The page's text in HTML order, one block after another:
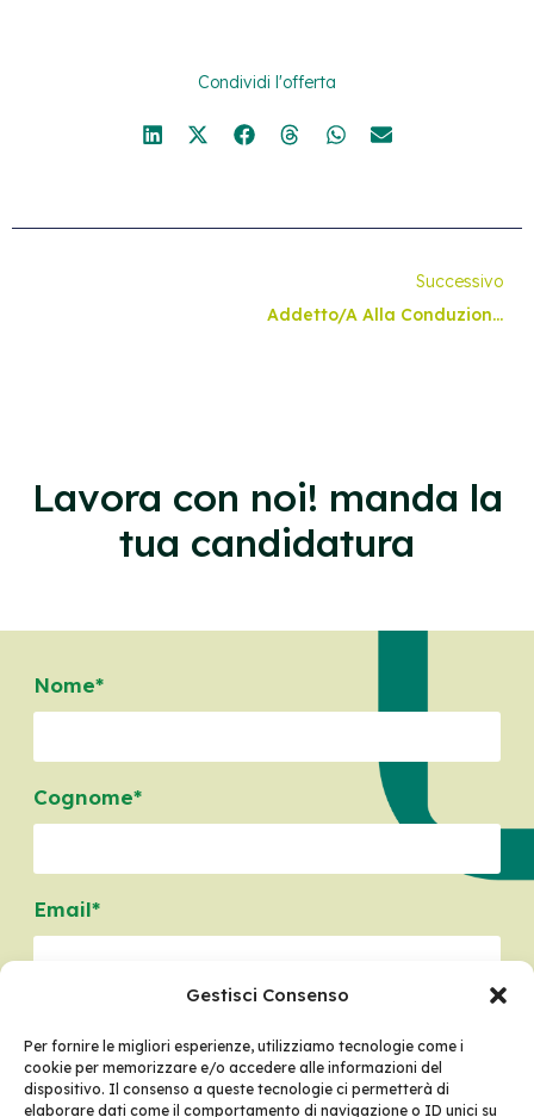
Gestisci Consenso
Per fornire le migliori esperienze, utilizziamo tecnologie come i
cookie per memorizzare e/o accedere alle informazioni del
dispositivo. Il consenso a queste tecnologie ci permetterà di
elaborare dati come il comportamento di navigazione o ID unici su
Condividi l'offerta
Successivo
Addetto/a Alla Conduzione Degli Impianti Di Depurazione – Val Di Non
Lavora con noi! manda la
tua candidatura
Nome*
Cognome*
Email*